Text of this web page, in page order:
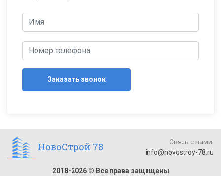
Заказать звонок
НовоСтрой 78
Связь с нами:
info@novostroy-78.ru
2018-2026 © Все права защищены